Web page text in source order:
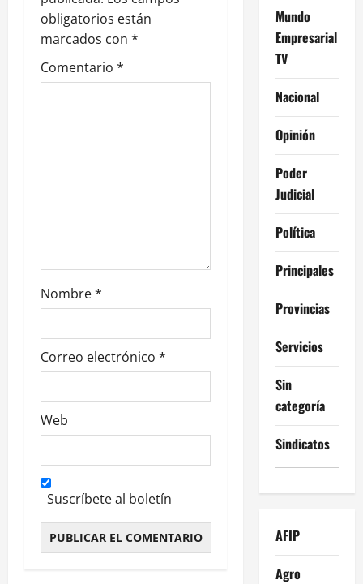
d
e
e
a
s
obligatorios están
marcados con *
Comentario *
Nombre*
Correo electrónico *
Web
Suscríbete al boletín
Mundo
Empresarial
TV
Nacional
Opinión
Poder
Judicial
Política
Principales
Provincias
Servicios
Sin
categoría
Sindicatos
AFIP
Agro